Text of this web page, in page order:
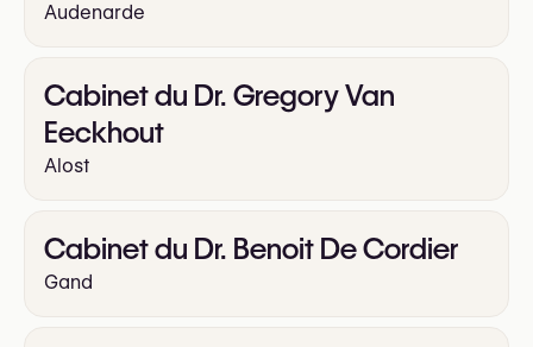
Audenarde
Cabinet du Dr. Gregory Van
Eeckhout
Alost
Cabinet du Dr. Benoit De Cordier
Gand